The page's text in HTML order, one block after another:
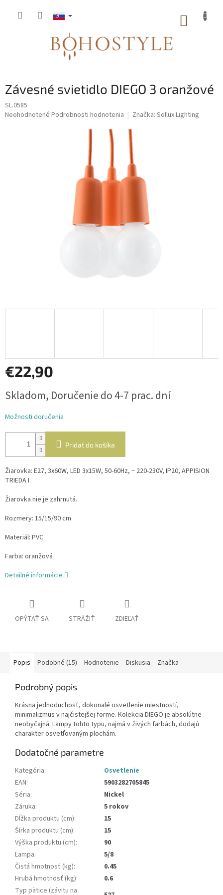
Závesné svietidlo DIEGO 3 oranžové
SL.0585
Priemerné
Neohodnotené Podrobnosti hodnotenia Značka: Sollux Lighting
€22,90
cena:
Skladom, Doručenie do 4-7 prac. dní
Možnosti doručenia
Pridať do košíka
Žiarovka: E27, 3x60W, LED 3x15W, 50-60Hz, ~ 220-230V, IP20, APPISION
TRIEDA I.
Žiarovka nie je zahrnutá.
Rozmery: 15/15/90 cm
Materiál: PVC
Farba: oranžová
Detailné informácie
OPÝTAŤ SA STRÁŽIŤ ZDIEĽAŤ
Popis Podobné (15) Hodnotenie Diskusia Značka
Podrobný popis
Krásna jednoduchosť, dokonalé osvetlenie miestností,
minimalizmus v najčistejšej forme. Kolekcia DIEGO je absolútne
neobyčajná. Lampy tohto typu, najmä v živých farbách, dodajú
charakter osvetľovaným plochám.
Dodatočné parametre
Kategória:
Osvetlenie
EAN:
5903282705845
Séria:
Nickel
Záruka:
5 rokov
Dĺžka produktu (cm):
15
Šírka produktu (cm):
15
Výška produktu (cm):
90
Lampa:
5/8
Čistá hmotnosť (kg):
0.45
Hrubá hmotnosť (kg):
0.6
Typ pätice (závitu na